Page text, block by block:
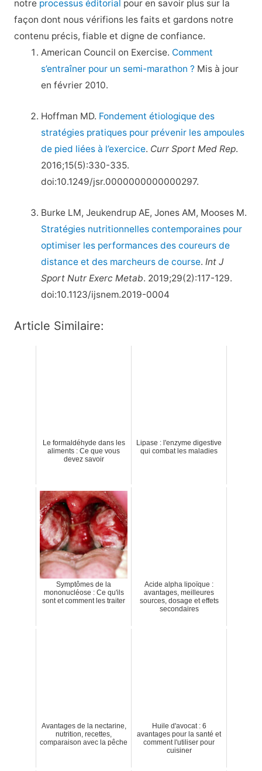
notre processus éditorial pour en savoir plus sur la
façon dont nous vérifions les faits et gardons notre
contenu précis, fiable et digne de confiance.
American Council on Exercise. Comment
s’entraîner pour un semi-marathon ? Mis à jour
en février 2010.
Hoffman MD. Fondement étiologique des
stratégies pratiques pour prévenir les ampoules
de pied liées à l’exercice. Curr Sport Med Rep.
2016;15(5):330-335.
doi:10.1249/jsr.0000000000000297.
Burke LM, Jeukendrup AE, Jones AM, Mooses M.
Stratégies nutritionnelles contemporaines pour
optimiser les performances des coureurs de
distance et des marcheurs de course.Int J
Sport Nutr Exerc Metab. 2019;29(2):117-129.
doi:10.1123/ijsnem.2019-0004
Article Similaire:
Le formaldéhyde dans les
aliments : Ce que vous
devez savoir
Lipase : l'enzyme digestive
qui combat les maladies
Symptômes de la
mononucléose : Ce qu'ils
sont et comment les traiter
Acide alpha lipoïque :
avantages, meilleures
sources, dosage et effets
secondaires
Avantages de la nectarine,
nutrition, recettes,
comparaison avec la pêche
Huile d'avocat : 6
avantages pour la santé et
comment l'utiliser pour
cuisiner